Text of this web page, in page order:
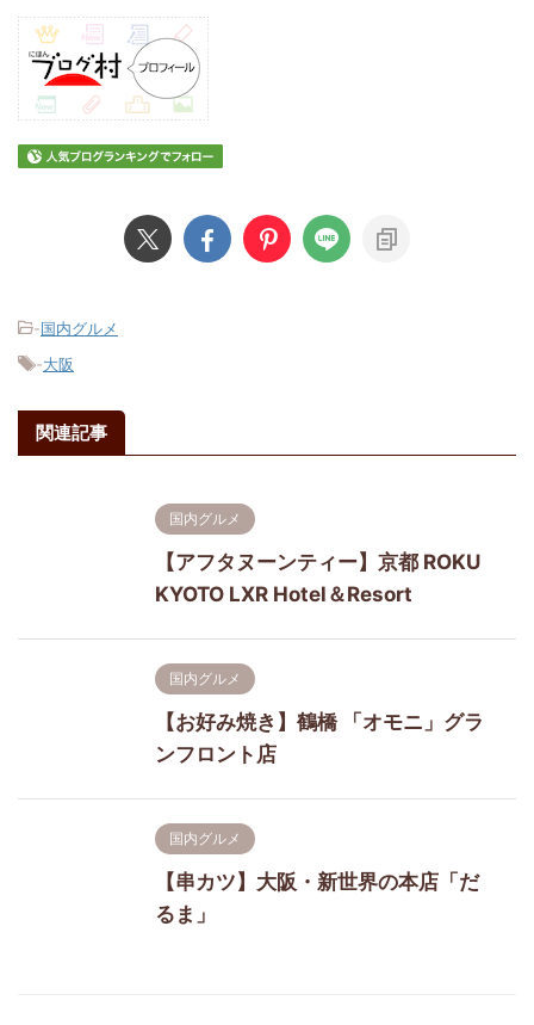
-国内グルメ
-大阪
関連記事
国内グルメ
【アフタヌーンティー】京都 ROKU
KYOTO LXR Hotel＆Resort
国内グルメ
【お好み焼き】鶴橋 「オモニ」グラ
ンフロント店
国内グルメ
【串カツ】大阪・新世界の本店「だ
るま」